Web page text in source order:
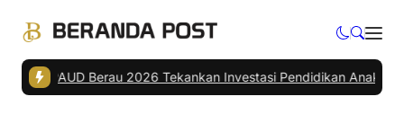
PAUD Berau 2026 Tekankan Investasi Pendidikan Anak|Paser